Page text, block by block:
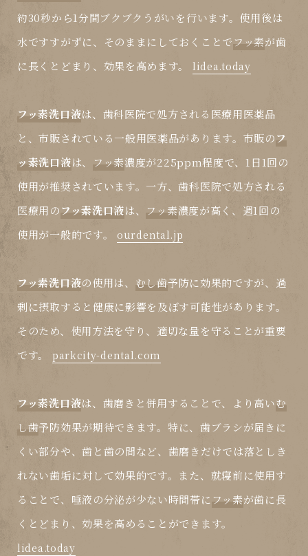
約30秒から1分間ブクブクうがいを行います。使用後は
水ですすがずに、そのままにしておくことでフッ素が歯
に長くとどまり、効果を高めます。 lidea.today
フッ素洗口液は、歯科医院で処方される医療用医薬品
と、市販されている一般用医薬品があります。市販のフ
ッ素洗口液は、 フッ素濃度が225ppm程度で、1日1回の
使用が推奨されています。一方、歯科医院で処方される
医療用のフッ素洗口液は、 フッ素濃度が高く、週1回の
使用が一般的です。 ourdental.jp
フッ素洗口液の使用は、 むし歯予防に効果的ですが、過
剰に摂取すると健康に影響を及ぼす可能性があります。
そのため、使用方法を守り、適切な量を守ることが重要
です。 parkcity-dental.com
フッ素洗口液は、歯磨きと併用することで、より高いむ
し歯予防効果が期待できます。特に、歯ブラシが届きに
くい部分や、歯と歯の間など、歯磨きだけでは落としき
れない歯垢に対して効果的です。また、就寝前に使用す
ることで、唾液の分泌が少ない時間帯に フッ素が歯に長
くとどまり、効果を高めることができます。
lidea.today